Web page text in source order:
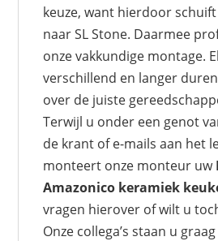
keuze, want hierdoor
naar SL Stone. Daarmee
onze vakkundige montage.
verschillend en langer
over de juiste
Terwijl u onder een genot
de krant of e-mails aan het
monteert onze monteur uw
Amazonico keramiek
vragen hierover of wilt u
Onze collega’s staan u